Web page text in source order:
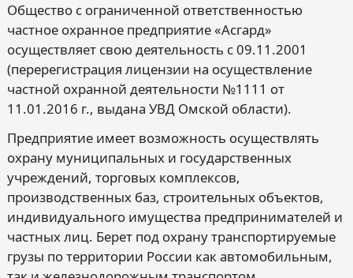
Общество с ограниченной ответственностью
частное охранное предприятие «Асгард»
осуществляет свою деятельность с 09.11.2001
(перерегистрация лицензии на осуществление
частной охранной деятельности №1111 от
11.01.2016 г., выдана УВД Омской области).
Предприятие имеет возможность осуществлять
охрану муниципальных и государственных
учреждений, торговых комплексов,
производственных баз, строительных объектов,
индивидуального имущества предпринимателей и
частных лиц. Берет под охрану транспортируемые
грузы по территории России как автомобильным,